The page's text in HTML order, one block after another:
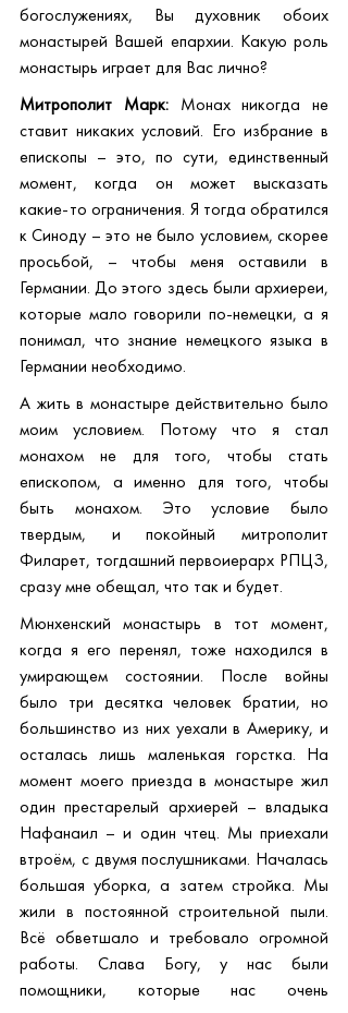
богослужениях, Вы духовник обоих
монастырей Вашей епархии. Какую роль
монастырь играет для Вас лично?
Митрополит Марк: Монах никогда не
ставит никаких условий. Его избрание в
епископы – это, по сути, единственный
момент, когда он может высказать
какие-то ограничения. Я тогда обратился
к Синоду – это не было условием, скорее
просьбой, – чтобы меня оставили в
Германии. До этого здесь были архиереи,
которые мало говорили по-немецки, а я
понимал, что знание немецкого языка в
Германии необходимо.
А жить в монастыре действительно было
моим условием. Потому что я стал
монахом не для того, чтобы стать
епископом, а именно для того, чтобы
быть монахом. Это условие было
твердым, и покойный митрополит
Филарет, тогдашний первоиерарх РПЦЗ,
сразу мне обещал, что так и будет.
Мюнхенский монастырь в тот момент,
когда я его перенял, тоже находился в
умирающем состоянии. После войны
было три десятка человек братии, но
большинство из них уехали в Америку, и
осталась лишь маленькая горстка. На
момент моего приезда в монастыре жил
один престарелый архиерей – владыка
Нафанаил – и один чтец. Мы приехали
втроём, с двумя послушниками. Началась
большая уборка, а затем стройка. Мы
жили в постоянной строительной пыли.
Всё обветшало и требовало огромной
работы. Слава Богу, у нас были
помощники, которые нас очень